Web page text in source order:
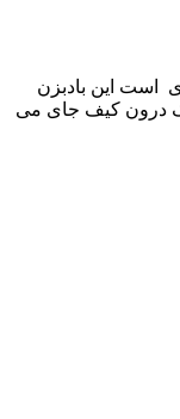
است این بادبزن
درون کیف جای می